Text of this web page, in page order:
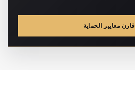
قارن معايير الحماية